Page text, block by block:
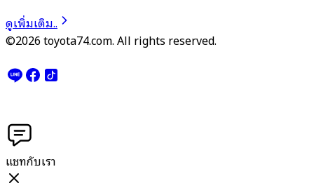
ดูเพิ่มเติม..
©2026 toyota74.com. All rights reserved.
แชทกับเรา